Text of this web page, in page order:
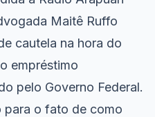
Maitê Ruffo
cautela na hora do
empréstimo
pelo Governo Federal.
para o fato de como